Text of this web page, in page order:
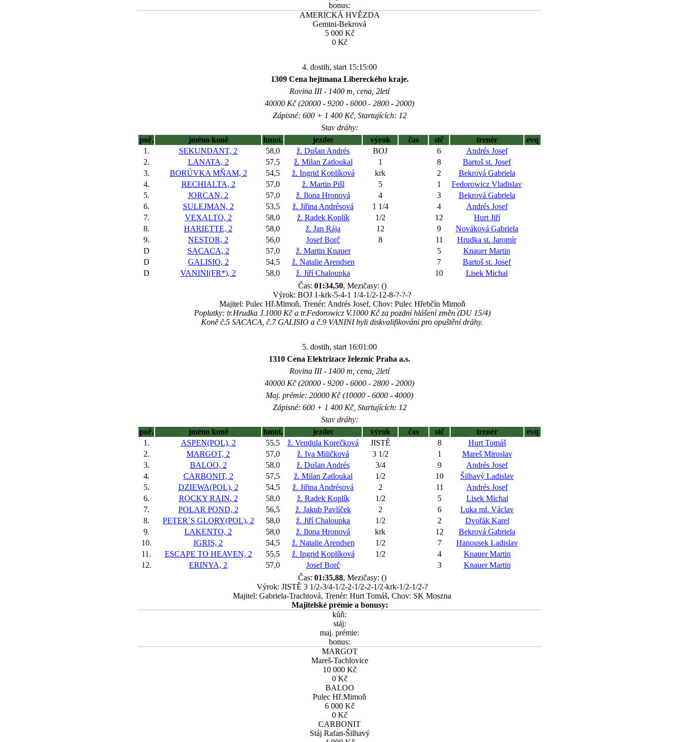
bonus:
AMERICKÁ HVĚZDA
Gemini-Bekrová
5 000 Kč
0 Kč
4. dostih, start 15:15:00
1309 Cena hejtmana Libereckého kraje.
Rovina III - 1400 m, cena, 2letí
40000 Kč (20000 - 9200 - 6000 - 2800 - 2000)
Zápisné: 600 + 1 400 Kč, Startujících: 12
Stav dráhy:
poř.
jméno koně hmot. jezdec výrok čas stč trenér
evq
1.
SEKUNDANT, 2 58,0 ž. Dušan Andrés BOJ 6
Andrés Josef
2.
LANATA, 2 57,5 ž. Milan Zatloukal 1 8
Bartoš st. Josef
3.
BORŮVKA MŇAM, 2 54,5 ž. Ingrid Koplíková krk 2
Bekrová Gabriela
4.
RECHIALTA, 2 57,0 ž. Martin Pišl 5 1
Fedorowicz Vladislav
5.
JORCAN, 2 57,0 ž. Ilona Hronová 4 3
Bekrová Gabriela
6.
SULEJMAN, 2 53,5 ž. Jiřina Andrésová 1 1/4 4
Andrés Josef
7.
VEXALTO, 2 58,0 ž. Radek Koplík 1/2 12
Hurt Jiří
8.
HARIETTE, 2 58,0 ž. Jan Rája 12 9
Nováková Gabriela
9.
NESTOR, 2 56,0 Josef Borč 8 11
Hrudka st. Jaromír
D
SACACA, 2 57,0 ž. Martin Knauer 5
Knauer Martin
D
GALISIO, 2 54,5 ž. Natalie Arendsen 7
Bartoš st. Josef
D
VANINI(FR*), 2 58,0 ž. Jiří Chaloupka 10
Lisek Michal
Čas: 01:34,50, Mezičasy: ()
Výrok: BOJ 1-krk-5-4-1 1/4-1/2-12-8-?-?-?
Majitel: Pulec Hř.Mimoň, Trenér: Andrés Josef, Chov: Pulec Hřebčín Mimoň
Poplatky: tr.Hrudka J.1000 Kč a tr.Fedorowicz V.1000 Kč za pozdní hlášení změn (DU 15/4)
Koně č.5 SACACA, č.7 GALISIO a č.9 VANINI byli diskvalifikováni pro opuštění dráhy.
5. dostih, start 16:01:00
1310 Cena Elektrizace železnic Praha a.s.
Rovina III - 1400 m, cena, 2letí
40000 Kč (20000 - 9200 - 6000 - 2800 - 2000)
Maj. prémie: 20000 Kč (10000 - 6000 - 4000)
Zápisné: 600 + 1 400 Kč, Startujících: 12
Stav dráhy:
poř.
jméno koně hmot. jezdec výrok čas stč trenér
evq
1.
ASPEN(POL), 2 55,5 ž. Vendula Korečková JISTĚ 8
Hurt Tomáš
2.
MARGOT, 2 57,0 ž. Iva Miličková 3 1/2 1
Mareš Miroslav
3.
BALOO, 2 58,0 ž. Dušan Andrés 3/4 9
Andrés Josef
4.
CARBONIT, 2 57,5 ž. Milan Zatloukal 1/2 10
Šilhavý Ladislav
5.
DZIEWA(POL), 2 54,5 ž. Jiřina Andrésová 2 11
Andrés Josef
6.
ROCKY RAIN, 2 58,0 ž. Radek Koplík 1/2 5
Lisek Michal
7.
POLAR POND, 2 56,5 ž. Jakub Pavlíček 2 6
Luka ml. Václav
8.
PETER`S GLORY(POL), 2 58,0 ž. Jiří Chaloupka 1/2 2
Dvořák Karel
9.
LAKENTO, 2 58,0 ž. Ilona Hronová krk 12
Bekrová Gabriela
10.
IGRIS, 2 54,5 ž. Natalie Arendsen 1/2 7
Hanousek Ladislav
11.
ESCAPE TO HEAVEN, 2 55,5 ž. Ingrid Koplíková 1/2 4
Knauer Martin
12.
ERINYA, 2 57,0 Josef Borč 3
Knauer Martin
Čas: 01:35,88, Mezičasy: ()
Výrok: JISTĚ 3 1/2-3/4-1/2-2-1/2-2-1/2-krk-1/2-1/2-?
Majitel: Gabriela-Trachtová, Trenér: Hurt Tomáš, Chov: SK Moszna
Majitelské prémie a bonusy:
kůň:
stáj:
maj. prémie:
bonus:
MARGOT
Mareš-Tachlovice
10 000 Kč
0 Kč
BALOO
Pulec Hř.Mimoň
6 000 Kč
0 Kč
CARBONIT
Stáj Rafan-Šilhavý